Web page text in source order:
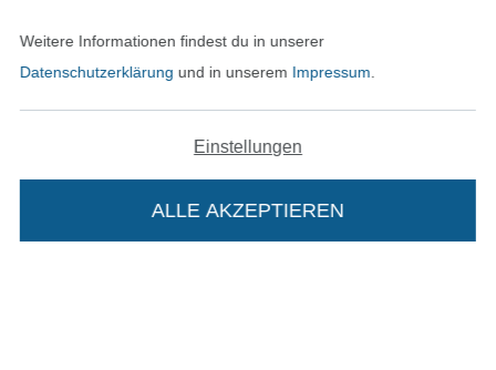
In deinen Warenkorb
Impressum
Datenschutz
In den deutschen Shop wechseln (aktuell
Weitere Informationen findest du in unserer
Datenschutzerklärung und in unserem Impressum
Einstellungen
ALLE AKZEPTIEREN